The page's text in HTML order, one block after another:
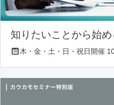
知りたいことから始